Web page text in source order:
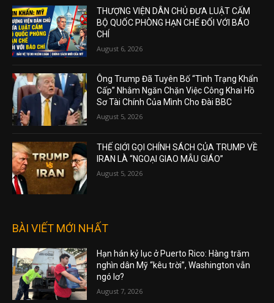
THƯỢNG VIỆN DÂN CHỦ ĐƯA LUẬT CẤM
BỘ QUỐC PHÒNG HẠN CHẾ ĐỐI VỚI BÁO
CHÍ
August 6, 2026
Ông Trump Đã Tuyên Bố “Tình Trạng Khẩn
Cấp” Nhằm Ngăn Chặn Việc Công Khai Hồ
Sơ Tài Chính Của Mình Cho Đài BBC
August 5, 2026
THẾ GIỚI GỌI CHÍNH SÁCH CỦA TRUMP VỀ
IRAN LÀ “NGOẠI GIAO MẪU GIÁO”
August 5, 2026
BÀI VIẾT MỚI NHẤT
Hạn hán kỷ lục ở Puerto Rico: Hàng trăm
nghìn dân Mỹ “kêu trời”, Washington vẫn
ngó lơ?
August 7, 2026